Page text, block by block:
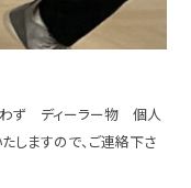
わず ディーラー物 個人
ますので、ご連絡下さ